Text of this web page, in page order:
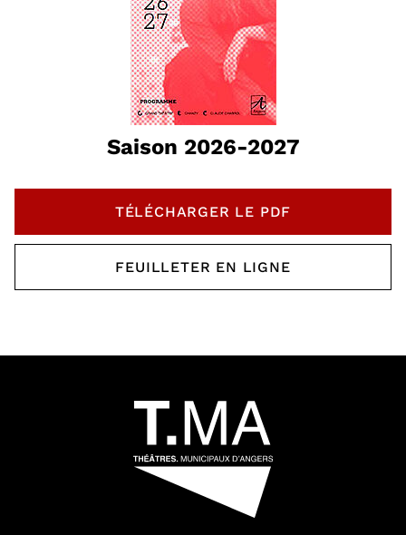
Saison 2026-2027
TÉLÉCHARGER LE PDF, OUVRE UNE NOUVELLE
FEUILLETER EN LIGNE, OUVRE UNE NOUVELLE